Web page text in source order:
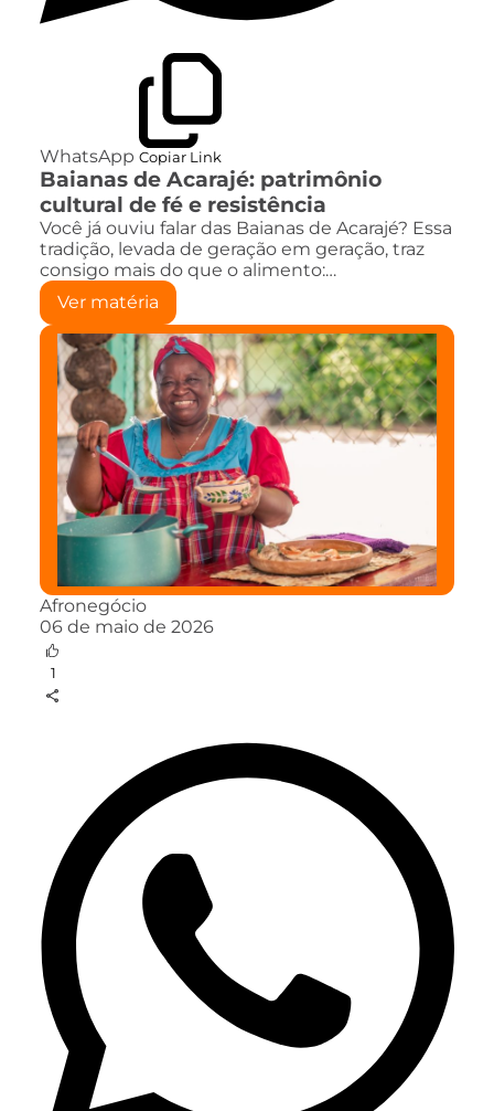
WhatsApp Copiar Link
Baianas de Acarajé: patrimônio
cultural de fé e resistência
Você já ouviu falar das Baianas de Acarajé? Essa
tradição, levada de geração em geração, traz
consigo mais do que o alimento:…
Ver matéria
Afronegócio
06 de maio de 2026
1